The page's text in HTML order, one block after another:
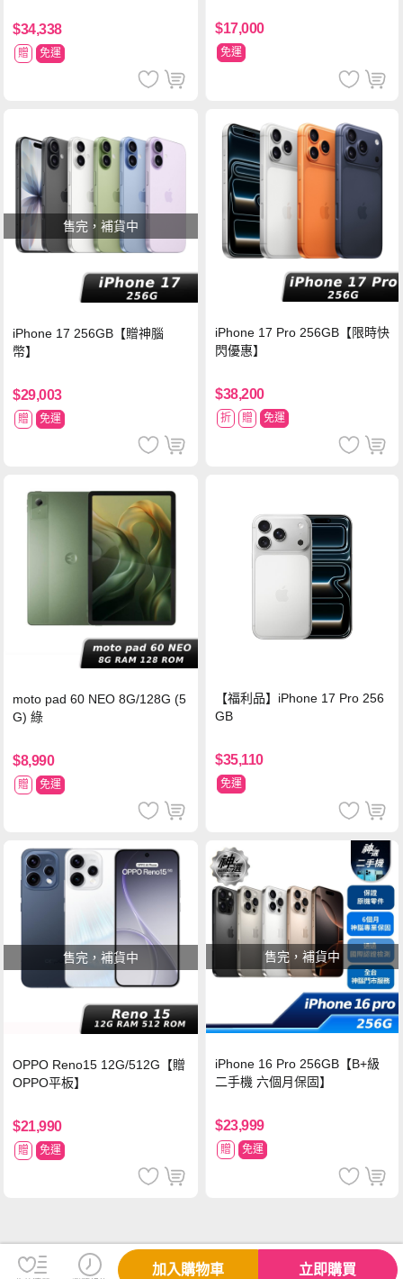
$34,338
贈 免運
$17,000
免運
售完，補貨中
iPhone 17 256GB【贈神腦
幣】
$29,003
贈 免運
iPhone 17 Pro 256GB【限時快
閃優惠】
$38,200
折 贈 免運
moto pad 60 NEO 8G/128G (5
G) 綠
$8,990
贈 免運
【福利品】iPhone 17 Pro 256
GB
$35,110
免運
售完，補貨中
OPPO Reno15 12G/512G【贈
OPPO平板】
$21,990
贈 免運
售完，補貨中
iPhone 16 Pro 256GB【B+級
二手機 六個月保固】
$23,999
贈 免運
加入購物車 立即購買